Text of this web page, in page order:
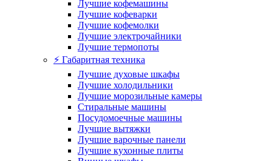
Лучшие кофемашины
Лучшие кофеварки
Лучшие кофемолки
Лучшие электрочайники
Лучшие термопоты
⚡ Габаритная техника
Лучшие духовые шкафы
Лучшие холодильники
Лучшие морозильные камеры
Стиральные машины
Посудомоечные машины
Лучшие вытяжки
Лучшие варочные панели
Лучшие кухонные плиты